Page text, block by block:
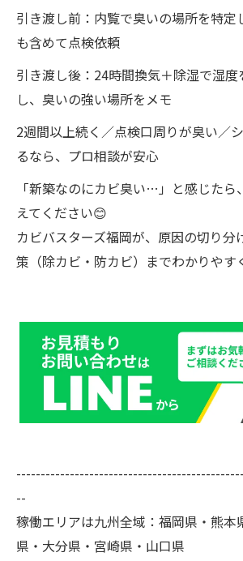
引き渡し前：内覧で臭いの場所を特定
も含めて点検依頼
引き渡し後：24時間換気＋除湿で湿
し、臭いの強い場所をメモ
2週間以上続く／点検口周りが臭い／
るなら、プロ相談が安心
「新築なのにカビ臭い…」と感じたら
えてください😊
カビバスターズ福岡が、原因の切り分
策（除カビ・防カビ）までわかりやす
--
稼働エリアは九州全域：福岡県・熊本
県・大分県・宮崎県・山口県